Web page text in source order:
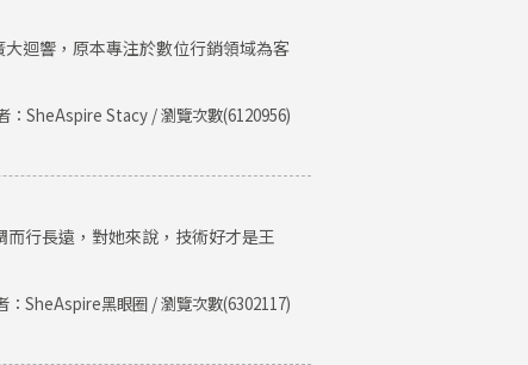
迴響，原本專注於數位行銷領域為客
：SheAspire Stacy / 瀏覽次數(6120956)
行長遠，對她來說，技術好才是王
：SheAspire黑眼圈 / 瀏覽次數(6302117)